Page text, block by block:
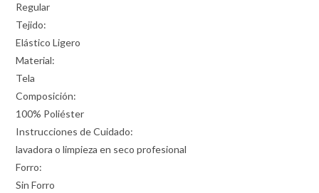
Regular
Tejido:
Elástico Ligero
Material:
Tela
Composición:
100% Poliéster
Instrucciones de Cuidado:
lavadora o limpieza en seco profesional
Forro:
Sin Forro